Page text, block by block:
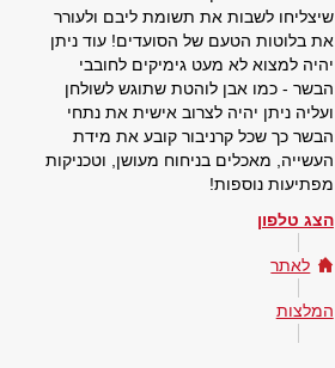
שיצליחו לשבות את תשומת ליבם ולעורר
את בלוטות הטעם של הסועדים! עוד ניתן
יהיה למצוא לא מעט גימיקים לחובבי
הבשר - כמו אבן לוהטת שתוגש לשולחן
ועליה ניתן יהיה לצרוב אישית את נתחי
הבשר כך שכל קרניבור קובע את מידת
העשייה, מאכלים בניחוח מעושן, וטכניקות
מפתיעות נוספות!
הצג טלפון
לאתר
המלצות